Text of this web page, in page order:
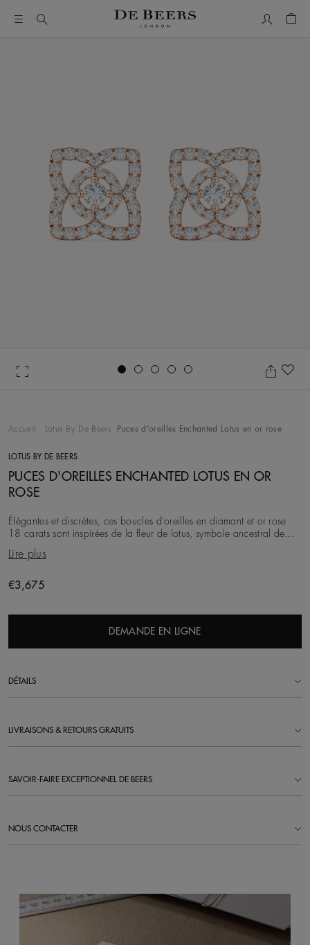
Accueil Lotus By De Beers Puces d'oreilles Enchanted Lotus en or rose
LOTUS BY DE BEERS
PUCES D'OREILLES ENCHANTED LOTUS EN OR
ROSE
Élégantes et discrètes, ces boucles d'oreilles en diamant et or rose
18 carats sont inspirées de la fleur de lotus, symbole ancestral de
Lire plus
Original price
€3,675
DEMANDE EN LIGNE
DÉTAILS
LIVRAISONS & RETOURS GRATUITS
SAVOIR-FAIRE EXCEPTIONNEL DE BEERS
NOUS CONTACTER